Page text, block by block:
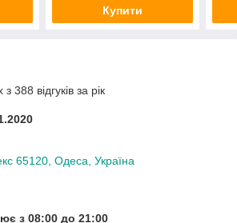
Купити
388 відгуків за рік
65120, Одеса, Україна
з 08:00 до 21:00